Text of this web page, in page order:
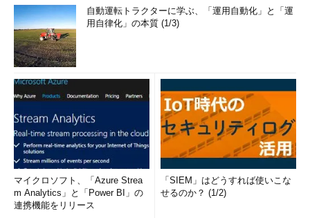
自動運転トラクターに学ぶ、「運用自動化」と「運
用自律化」の本質 (1/3)
マイクロソフト、「Azure Strea
m Analytics」と「Power BI」の
連携機能をリリース
「SIEM」はどうすれば使いこな
せるのか？ (1/2)